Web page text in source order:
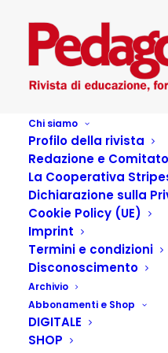
Chi siamo
Profilo della rivista
Redazione e
La Cooperativa
Dichiarazione sulla
Cookie Policy (UE)
Imprint
Termini e condizioni
Disconoscimento
Archivio
Abbonamenti e Shop
DIGITALE
SHOP
Piano di
attrazione
1 AGOSTO 2002 | IN
RIFORMA | BY